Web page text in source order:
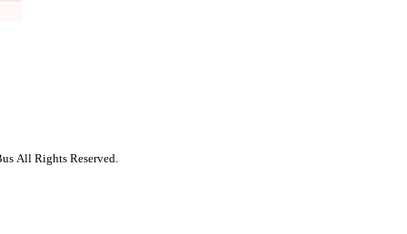
All Rights Reserved.